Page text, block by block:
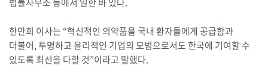
한만희 이사는 “혁신적인 의약품을 국내 환자들에게 공급함과
더불어, 투명하고 윤리적인 기업의 모범으로서도 한국에 기여할 수
있도록 최선을 다할 것”이라고 말했다.